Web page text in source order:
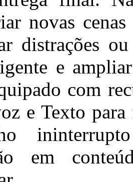
novas
distrações
e
com
e Texto
em